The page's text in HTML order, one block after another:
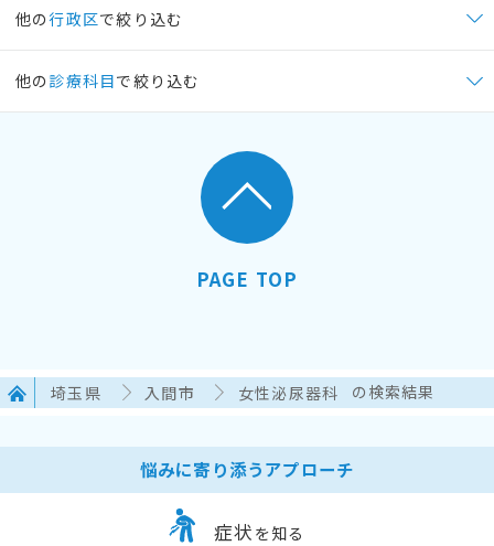
他の行政区で絞り込む
他の 診療科目で絞り込む
PAGE TOP
埼玉県 入間市 女性泌尿器科 の検索結果
悩みに寄り添うアプローチ
症状 を知る